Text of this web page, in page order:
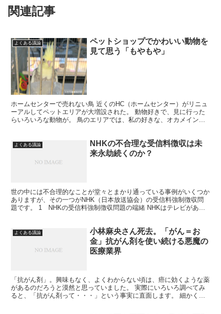
関連記事
よくある議論
ペットショップでかわいい動物を
見て思う「もやもや」
ホームセンターで売れない鳥 近くのHC（ホームセンター）がリニュ
ーアルしてペットエリアが大増設された。 動物好きで、見に行った
らいろいろな動物が。 鳥のエリアでは、私の好きな、オカメインコ
よくある議論
NHKの不合理な受信料徴収は未
来永劫続くのか？
世の中には不合理的なことが堂々とまかり通っている事例がいくつか
ありますが、その一つがNHK（日本放送協会）の受信料強制徴収問
題です。 1 NHKの受信料強制徴収問題の端緒 NHKはテレビがあれ
よくある議論
小林麻央さん死去。「がん＝お
金」抗がん剤を使い続ける悪魔の
医療業界
「抗がん剤」。興味もなく、よくわからない頃は、癌に効くような薬
があるのだろうと漠然と思っていました。 実際にいろいろ調べてみ
ると、「抗がん剤って・・・」という事実に直面します。 細かく書